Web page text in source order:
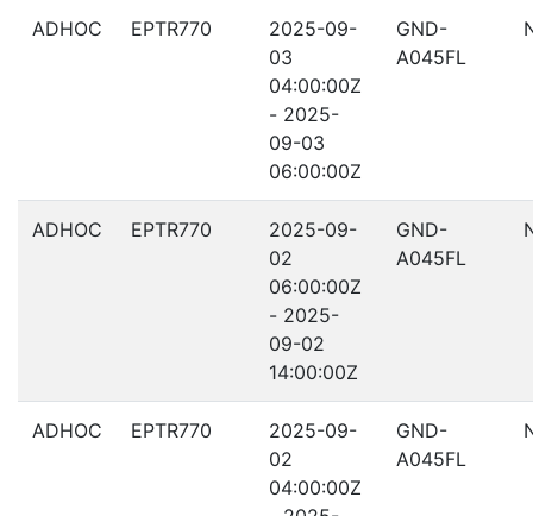
ADHOC EPTR770
2025-09-
03
04:00:00Z
- 2025-
09-03
06:00:00Z
GND-
A045FL
ADHOC EPTR770
2025-09-
02
06:00:00Z
- 2025-
09-02
14:00:00Z
GND-
A045FL
ADHOC EPTR770
2025-09-
02
04:00:00Z
GND-
A045FL